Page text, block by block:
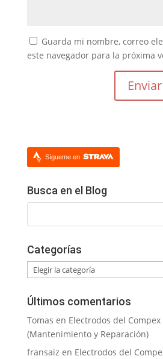
Guarda mi nombre, correo
este navegador para la próxima
Sígueme en
Busca en el Blog
Categorías
Categorías
Últimos comentarios
Tomas en Electrodos del Compex
(Mantenimiento y Reparación)
fransaiz en Electrodos del